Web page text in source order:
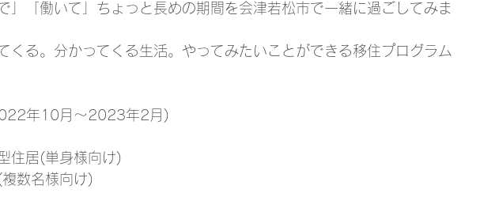
」「働いて」ちょっと長めの期間を会津若松市で一緒に過ごしてみま
くる。分かってくる生活。やってみたいことができる移住プログラム
年10月～2023年2月)
居(単身様向け)
名様向け)